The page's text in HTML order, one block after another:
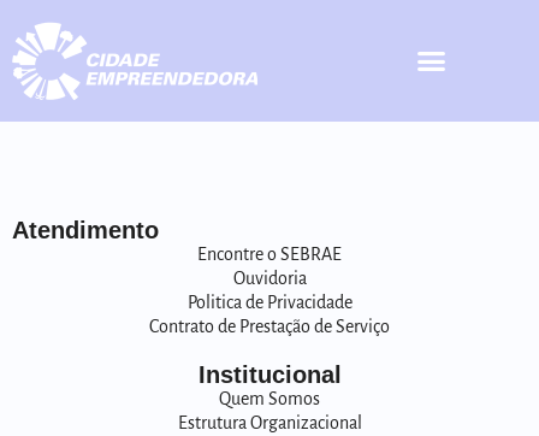
Atendimento
Encontre o SEBRAE
Ouvidoria
Politica de Privacidade
Contrato de Prestação de Serviço
Institucional
Quem Somos
Estrutura Organizacional